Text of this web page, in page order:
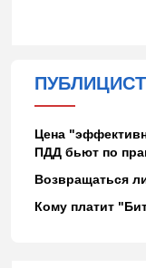
Цена
ПДД бьют по
Возвращаться
Кому платит